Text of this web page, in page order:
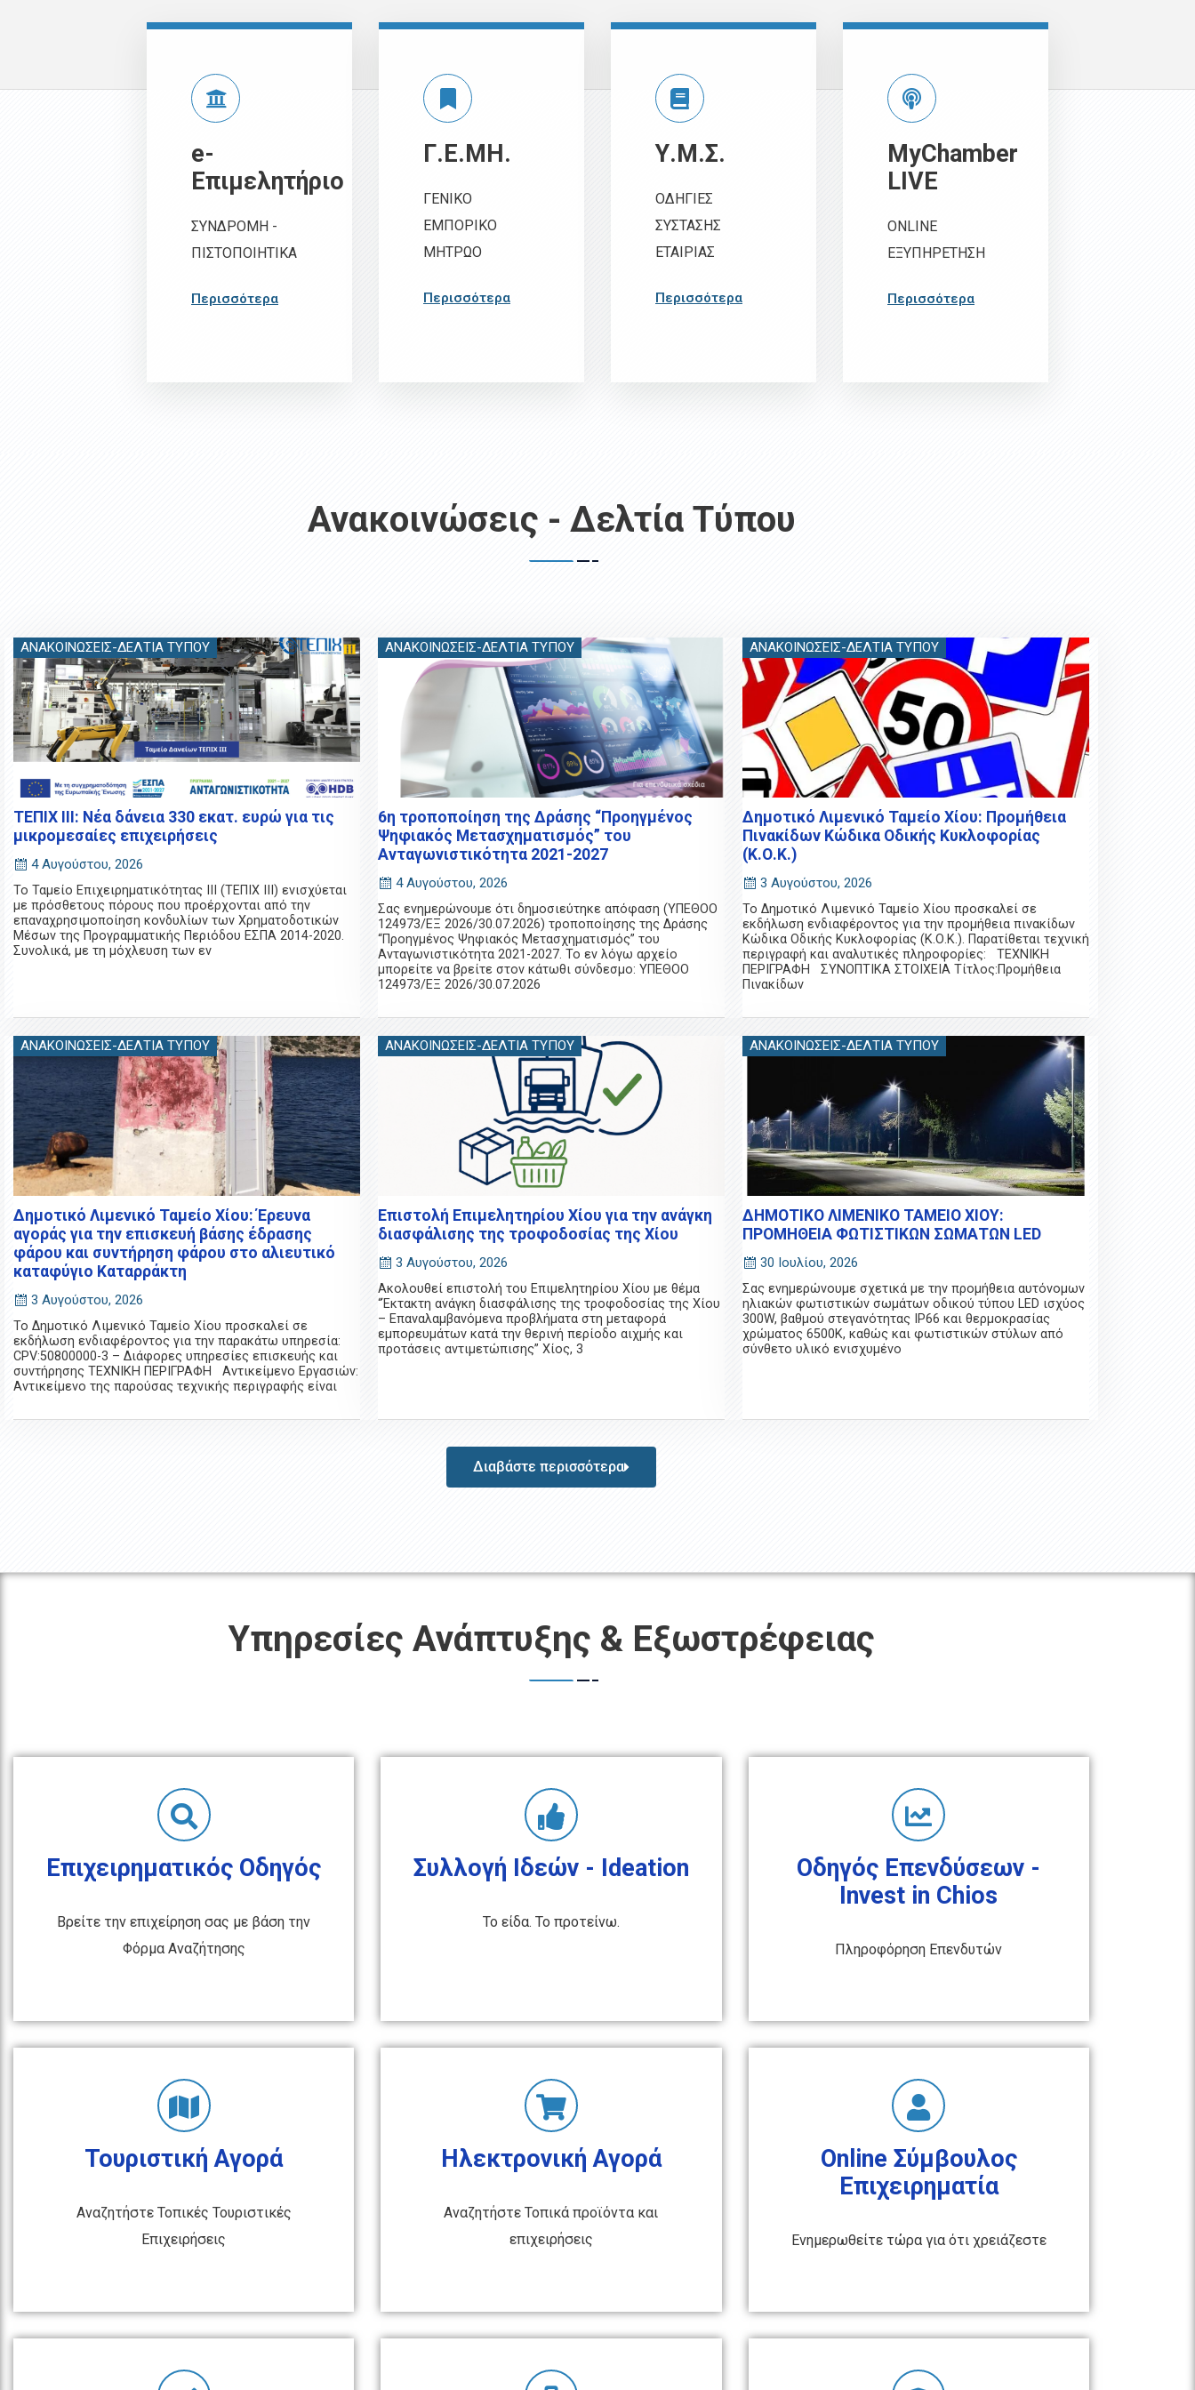
e-
Επιμελητήριο
ΣΥΝΔΡΟΜΗ -
ΠΙΣΤΟΠΟΙΗΤΙΚΑ
Περισσότερα
Γ.Ε.ΜΗ.
ΓΕΝΙΚΟ
ΕΜΠΟΡΙΚΟ
ΜΗΤΡΩΟ
Περισσότερα
Υ.Μ.Σ.
ΟΔΗΓΙΕΣ
ΣΥΣΤΑΣΗΣ
ΕΤΑΙΡΙΑΣ
Περισσότερα
MyChamber
LIVE
ONLINE
ΕΞΥΠΗΡΕΤΗΣΗ
Περισσότερα
Ανακοινώσεις - Δελτία Τύπου
ΑΝΑΚΟΙΝΏΣΕΙΣ-ΔΕΛΤΊΑ ΤΎΠΟΥ
ΤΕΠΙΧ ΙΙΙ: Νέα δάνεια 330 εκατ. ευρώ για τις
μικρομεσαίες επιχειρήσεις
4 Αυγούστου, 2026
Το Ταμείο Επιχειρηματικότητας ΙΙΙ (ΤΕΠΙΧ ΙΙΙ) ενισχύεται
με πρόσθετους πόρους που προέρχονται από την
επαναχρησιμοποίηση κονδυλίων των Χρηματοδοτικών
Μέσων της Προγραμματικής Περιόδου ΕΣΠΑ 2014-2020.
Συνολικά, με τη μόχλευση των εν
ΑΝΑΚΟΙΝΏΣΕΙΣ-ΔΕΛΤΊΑ ΤΎΠΟΥ
6η τροποποίηση της Δράσης “Προηγμένος
Ψηφιακός Μετασχηματισμός” του
Ανταγωνιστικότητα 2021-2027
4 Αυγούστου, 2026
Σας ενημερώνουμε ότι δημοσιεύτηκε απόφαση (ΥΠΕΘΟΟ
124973/ΕΞ 2026/30.07.2026) τροποποίησης της Δράσης
“Προηγμένος Ψηφιακός Μετασχηματισμός” του
Ανταγωνιστικότητα 2021-2027. Το εν λόγω αρχείο
μπορείτε να βρείτε στον κάτωθι σύνδεσμο: ΥΠΕΘΟΟ
124973/ΕΞ 2026/30.07.2026
ΑΝΑΚΟΙΝΏΣΕΙΣ-ΔΕΛΤΊΑ ΤΎΠΟΥ
Δημοτικό Λιμενικό Ταμείο Χίου: Προμήθεια
Πινακίδων Κώδικα Οδικής Κυκλοφορίας
(Κ.Ο.Κ.)
3 Αυγούστου, 2026
Το Δημοτικό Λιμενικό Ταμείο Χίου προσκαλεί σε
εκδήλωση ενδιαφέροντος για την προμήθεια πινακίδων
Κώδικα Οδικής Κυκλοφορίας (Κ.Ο.Κ.). Παρατίθεται τεχνική
περιγραφή και αναλυτικές πληροφορίες: ΤΕΧΝΙΚΗ
ΠΕΡΙΓΡΑΦΗ ΣΥΝΟΠΤΙΚΑ ΣΤΟΙΧΕΙΑ Τίτλος:Προμήθεια
Πινακίδων
ΑΝΑΚΟΙΝΏΣΕΙΣ-ΔΕΛΤΊΑ ΤΎΠΟΥ
Δημοτικό Λιμενικό Ταμείο Χίου: Έρευνα
αγοράς για την επισκευή βάσης έδρασης
φάρου και συντήρηση φάρου στο αλιευτικό
καταφύγιο Καταρράκτη
3 Αυγούστου, 2026
Το Δημοτικό Λιμενικό Ταμείο Χίου προσκαλεί σε
εκδήλωση ενδιαφέροντος για την παρακάτω υπηρεσία:
CPV:50800000-3 – Διάφορες υπηρεσίες επισκευής και
συντήρησης ΤΕΧΝΙΚΗ ΠΕΡΙΓΡΑΦΗ Αντικείμενο Εργασιών:
Αντικείμενο της παρούσας τεχνικής περιγραφής είναι
ΑΝΑΚΟΙΝΏΣΕΙΣ-ΔΕΛΤΊΑ ΤΎΠΟΥ
Επιστολή Επιμελητηρίου Χίου για την ανάγκη
διασφάλισης της τροφοδοσίας της Χίου
3 Αυγούστου, 2026
Ακολουθεί επιστολή του Επιμελητηρίου Χίου με θέμα
“Έκτακτη ανάγκη διασφάλισης της τροφοδοσίας της Χίου
– Επαναλαμβανόμενα προβλήματα στη μεταφορά
εμπορευμάτων κατά την θερινή περίοδο αιχμής και
προτάσεις αντιμετώπισης” Χίος, 3
ΑΝΑΚΟΙΝΏΣΕΙΣ-ΔΕΛΤΊΑ ΤΎΠΟΥ
ΔΗΜΟΤΙΚΟ ΛΙΜΕΝΙΚΟ ΤΑΜΕΙΟ ΧΙΟΥ:
ΠΡΟΜΗΘΕΙΑ ΦΩΤΙΣΤΙΚΩΝ ΣΩΜΑΤΩΝ LED
30 Ιουλίου, 2026
Σας ενημερώνουμε σχετικά με την προμήθεια αυτόνομων
ηλιακών φωτιστικών σωμάτων οδικού τύπου LED ισχύος
300W, βαθμού στεγανότητας IP66 και θερμοκρασίας
χρώματος 6500K, καθώς και φωτιστικών στύλων από
σύνθετο υλικό ενισχυμένο
Διαβάστε περισσότερα
Υπηρεσίες Ανάπτυξης & Εξωστρέφειας
Επιχειρηματικός Οδηγός
Βρείτε την επιχείρηση σας με βάση την
Φόρμα Αναζήτησης
Συλλογή Ιδεών - Ideation
Το είδα. Το προτείνω.
Οδηγός Επενδύσεων -
Invest in Chios
Πληροφόρηση Επενδυτών
Τουριστική Αγορά
Αναζητήστε Τοπικές Τουριστικές
Επιχειρήσεις
Ηλεκτρονική Αγορά
Αναζητήστε Τοπικά προϊόντα και
επιχειρήσεις
Online Σύμβουλος
Επιχειρηματία
Ενημερωθείτε τώρα για ότι χρειάζεστε